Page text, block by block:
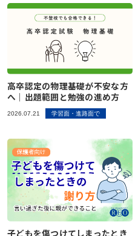
高卒認定の物理基礎が不安な方
へ｜出題範囲と勉強の進め方
2026.07.21 学習面・進路面で
子どもを傷つけてしまったとき